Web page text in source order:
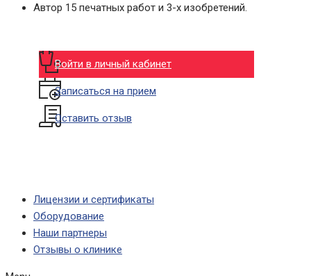
Автор 15 печатных работ и 3-х изобретений.
Войти в личный кабинет
Записаться на прием
Оставить отзыв
Лицензии и сертификаты
Оборудование
Наши партнеры
Отзывы о клинике